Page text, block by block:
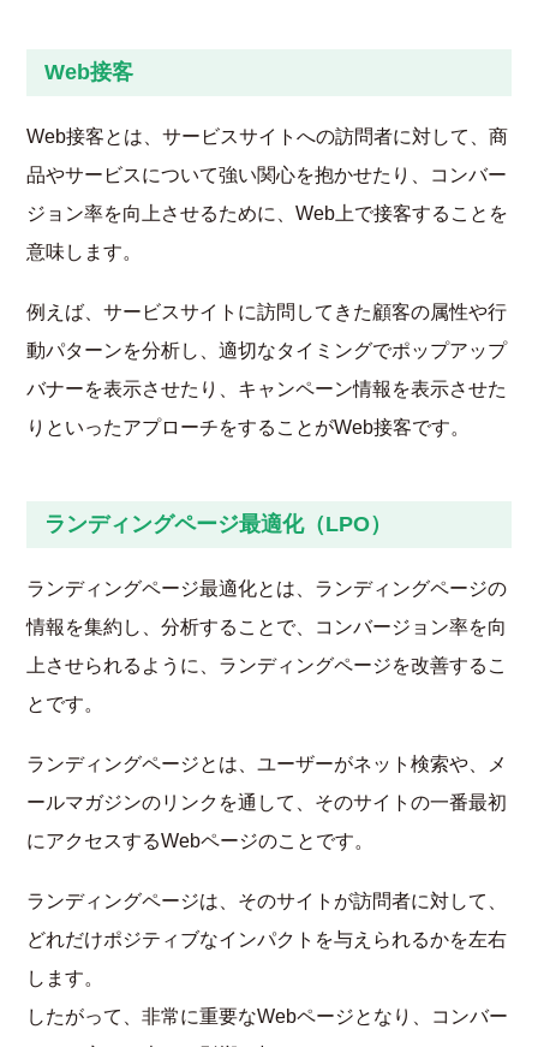
Web接客
Web接客とは、サービスサイトへの訪問者に対して、商
品やサービスについて強い関心を抱かせたり、コンバー
ジョン率を向上させるために、Web上で接客することを
意味します。
例えば、サービスサイトに訪問してきた顧客の属性や行
動パターンを分析し、適切なタイミングでポップアップ
バナーを表示させたり、キャンペーン情報を表示させた
りといったアプローチをすることがWeb接客です。
ランディングページ最適化（LPO）
ランディングページ最適化とは、ランディングページの
情報を集約し、分析することで、コンバージョン率を向
上させられるように、ランディングページを改善するこ
とです。
ランディングページとは、ユーザーがネット検索や、メ
ールマガジンのリンクを通して、そのサイトの一番最初
にアクセスするWebページのことです。
ランディングページは、そのサイトが訪問者に対して、
どれだけポジティブなインパクトを与えられるかを左右
します。
したがって、非常に重要なWebページとなり、コンバー